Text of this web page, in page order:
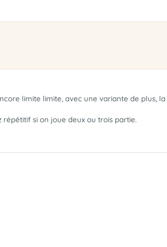
limite limite, avec une variante de plus,
si on joue deux ou trois partie.